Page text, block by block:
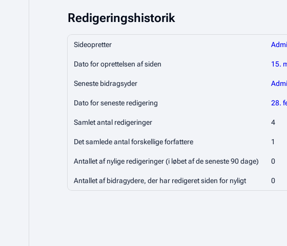
Redigeringshistorik
Sideopretter
Dato for oprettelsen af siden 15.
Seneste bidragsyder
Dato for seneste redigering 28.
Samlet antal redigeringer 4
Det samlede antal forskellige forfattere 1
Antallet af nylige redigeringer (i løbet af de seneste 90 dage) 0
Antallet af bidragydere, der har redigeret siden for nyligt 0